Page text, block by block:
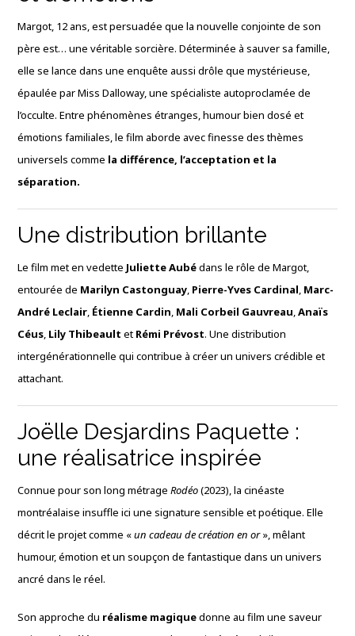
Margot, 12 ans, est persuadée que la nouvelle conjointe de son
père est… une véritable sorcière. Déterminée à sauver sa famille,
elle se lance dans une enquête aussi drôle que mystérieuse,
épaulée par Miss Dalloway, une spécialiste autoproclamée de
l’occulte. Entre phénomènes étranges, humour bien dosé et
émotions familiales, le film aborde avec finesse des thèmes
universels comme la différence, l’acceptation et la
séparation.
Une distribution brillante
Le film met en vedette Juliette Aubédans le rôle de Margot,
entourée de Marilyn Castonguay, Pierre-Yves Cardinal, Marc-
André Leclair, Étienne Cardin, Mali Corbeil Gauvreau,Anaïs
Céus, Lily Thibeault et Rémi Prévost. Une distribution
intergénérationnelle qui contribue à créer un univers crédible et
attachant.
Joëlle Desjardins Paquette :
une réalisatrice inspirée
Connue pour son long métrageRodéo(2023), la cinéaste
montréalaise insuffle ici une signature sensible et poétique. Elle
décrit le projet comme «un cadeau de création en or», mêlant
humour, émotion et un soupçon de fantastique dans un univers
ancré dans le réel.
Son approche du réalisme magiquedonne au film une saveur